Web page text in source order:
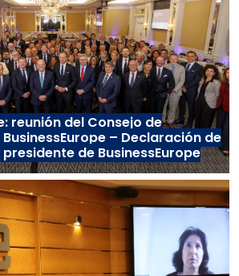
reunión del Consejo de
– Declaración de
de BusinessEurope